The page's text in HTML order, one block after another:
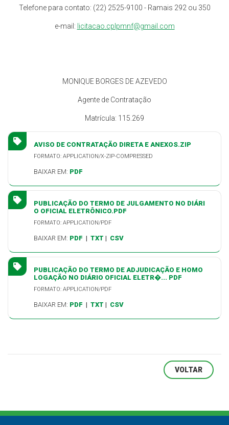
Telefone para contato: (22) 2525-9100 - Ramais 292 ou 350
e-mail: licitacao.cplpmnf@gmail.com
MONIQUE BORGES DE AZEVEDO
Agente de Contratação
Matrícula: 115.269
AVISO DE CONTRATAÇÃO DIRETA E ANEXOS.ZIP
FORMATO: APPLICATION/X-ZIP-COMPRESSED
BAIXAR EM: PDF
PUBLICAÇÃO DO TERMO DE JULGAMENTO NO DIÁRI
O OFICIAL ELETRÔNICO.PDF
FORMATO: APPLICATION/PDF
BAIXAR EM: PDF | TXT | CSV
PUBLICAÇÃO DO TERMO DE ADJUDICAÇÃO E HOMO
LOGAÇÃO NO DIÁRIO OFICIAL ELETR�... PDF
FORMATO: APPLICATION/PDF
BAIXAR EM: PDF | TXT | CSV
VOLTAR